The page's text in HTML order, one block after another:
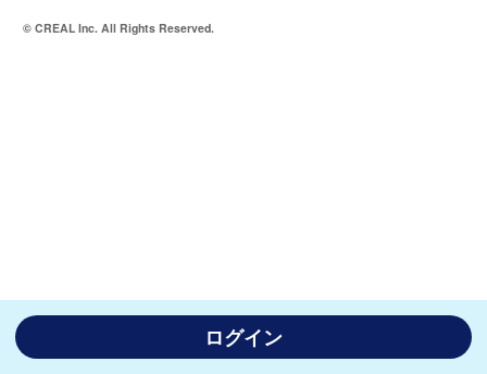
ログイン
© CREAL Inc. All Rights Reserved.